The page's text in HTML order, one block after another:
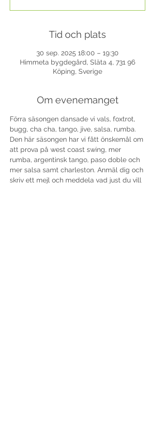
Tid och plats
30 sep. 2025 18:00 – 19:30
Himmeta bygdegård, Släta 4, 731 96
Köping, Sverige
Om evenemanget
Förra säsongen dansade vi vals, foxtrot,
bugg, cha cha, tango, jive, salsa, rumba.
Den här säsongen har vi fått önskemål om
att prova på west coast swing, mer
rumba, argentinsk tango, paso doble och
mer salsa samt charleston. Anmäl dig och
skriv ett mejl och meddela vad just du vill